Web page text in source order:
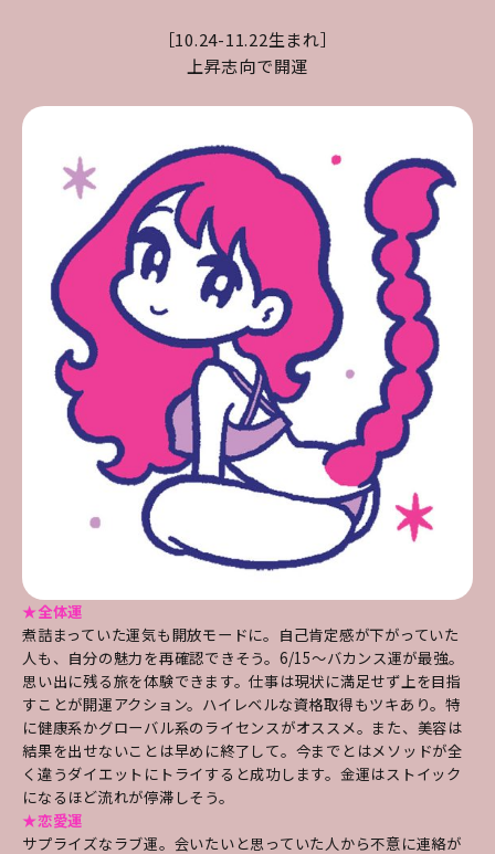
［10.24-11.22生まれ］
上昇志向で開運
★全体運
煮詰まっていた運気も開放モードに。自己肯定感が下がっていた
人も、自分の魅力を再確認できそう。6/15～バカンス運が最強。
思い出に残る旅を体験できます。仕事は現状に満足せず上を目指
すことが開運アクション。ハイレベルな資格取得もツキあり。特
に健康系かグローバル系のライセンスがオススメ。また、美容は
結果を出せないことは早めに終了して。今までとはメソッドが全
く違うダイエットにトライすると成功します。金運はストイック
になるほど流れが停滞しそう。
★恋愛運
サプライズなラブ運。会いたいと思っていた人から不意に連絡が